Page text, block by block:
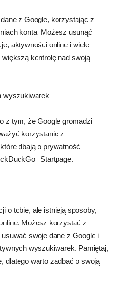
z Google, korzystając z
konta. Możesz usunąć
aktywności online i wiele
kontrolę nad swoją
wyszukiwarek
z tym, że Google gromadzi
korzystanie z
dbają o prywatność
i Startpage.
o tobie, ale istnieją sposoby,
Możesz korzystać z
swoje dane z Google i
wyszukiwarek. Pamiętaj,
dlatego warto zadbać o swoją